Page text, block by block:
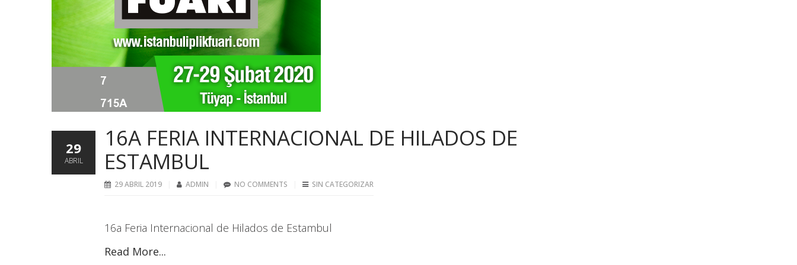
16A FERIA INTERNACIONAL DE HILADOS DE
ESTAMBUL
29 ABRIL 2019 ADMIN NO COMMENTS SIN CATEGORIZAR
16a Feria Internacional de Hilados de Estambul
Read More...
29
ABRIL